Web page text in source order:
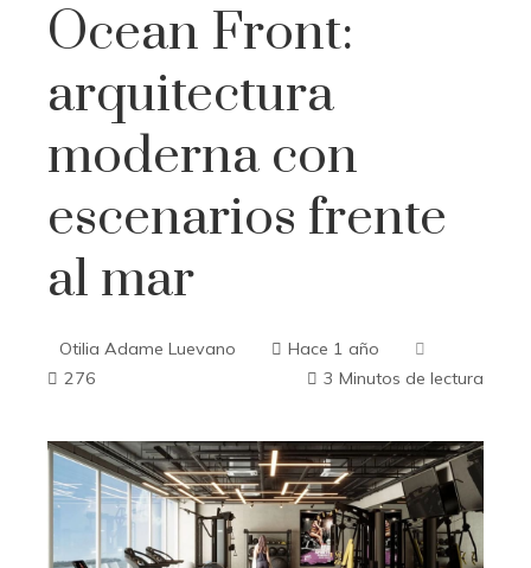
Ocean Front:
arquitectura
moderna con
escenarios frente
al mar
Otilia Adame Luevano
Hace 1 año
276
3 Minutos de lectura